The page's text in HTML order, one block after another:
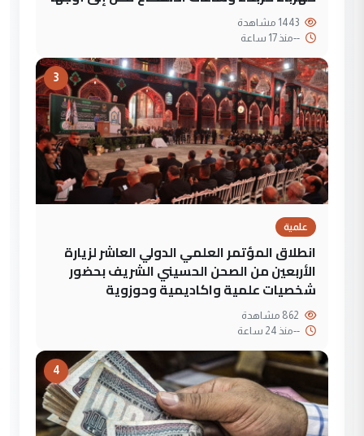
--منذ 17 ساعة
3
علمية
انطلاق المؤتمر العلمي الدولي العاشر لزيارة
الأربعين من الصحن الحسيني الشريف بحضور
شخصيات علمية واكاديمية وحوزوية
--منذ 24 ساعة
4